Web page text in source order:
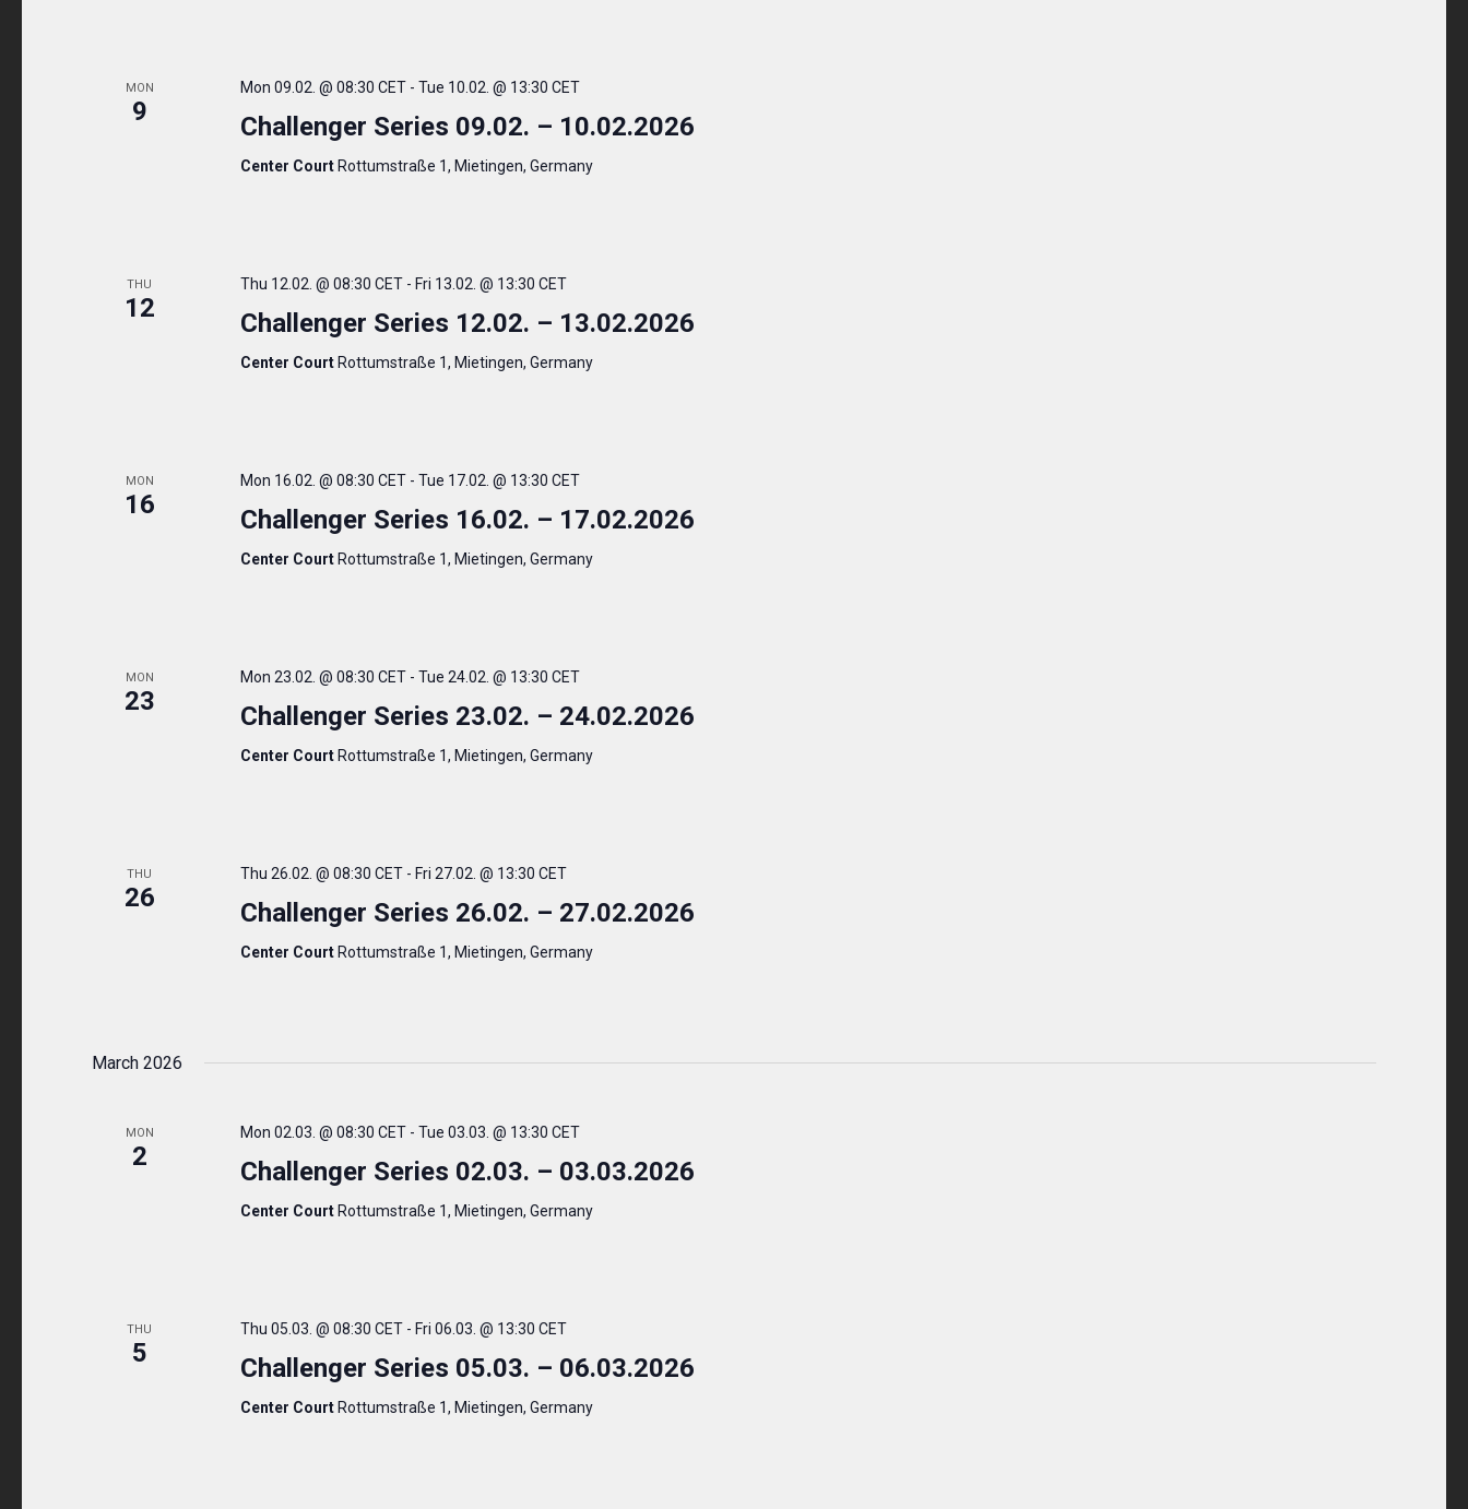
MON
9
Mon 09.02. @ 08:30 CET- Tue 10.02. @ 13:30 CET
Challenger Series 09.02. – 10.02.2026
Center Court Rottumstraße 1, Mietingen, Germany
THU
12
Thu 12.02. @ 08:30 CET- Fri 13.02. @ 13:30 CET
Challenger Series 12.02. – 13.02.2026
Center Court Rottumstraße 1, Mietingen, Germany
MON
16
Mon 16.02. @ 08:30 CET- Tue 17.02. @ 13:30 CET
Challenger Series 16.02. – 17.02.2026
Center Court Rottumstraße 1, Mietingen, Germany
MON
23
Mon 23.02. @ 08:30 CET- Tue 24.02. @ 13:30 CET
Challenger Series 23.02. – 24.02.2026
Center Court Rottumstraße 1, Mietingen, Germany
THU
26
Thu 26.02. @ 08:30 CET- Fri 27.02. @ 13:30 CET
Challenger Series 26.02. – 27.02.2026
Center Court Rottumstraße 1, Mietingen, Germany
March 2026
MON
2
Mon 02.03. @ 08:30 CET- Tue 03.03. @ 13:30 CET
Challenger Series 02.03. – 03.03.2026
Center Court Rottumstraße 1, Mietingen, Germany
THU
5
Thu 05.03. @ 08:30 CET- Fri 06.03. @ 13:30 CET
Challenger Series 05.03. – 06.03.2026
Center Court Rottumstraße 1, Mietingen, Germany